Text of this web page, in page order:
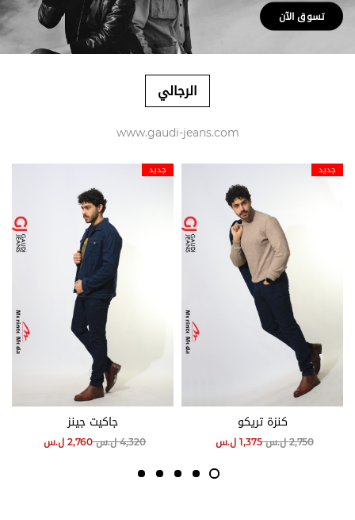
تسوق الآن
الرجالي
www.gaudi-jeans.com
جديد
كنزة تريكو
2,750ل.س1,375 ل.س
جديد
جاكيت جينز
4,320ل.س2,760ل.س